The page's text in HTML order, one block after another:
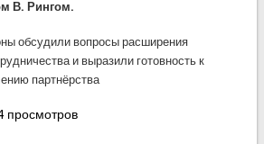
В. Рингом.
обсудили вопросы расширения
и выразили готовность к
партнёрства
председателя Комитета по
просмотров